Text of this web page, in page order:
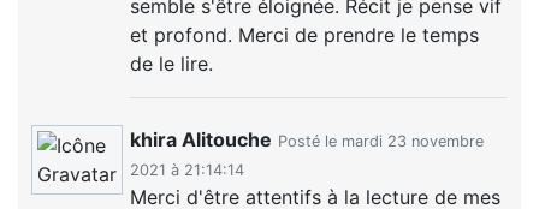
semble s'être éloignée. Récit je pense vif
et profond. Merci de prendre le temps
de le lire.
khira Alitouche Posté le mardi 23 novembre
2021 à 21:14:14
Merci d'être attentifs à la lecture de mes